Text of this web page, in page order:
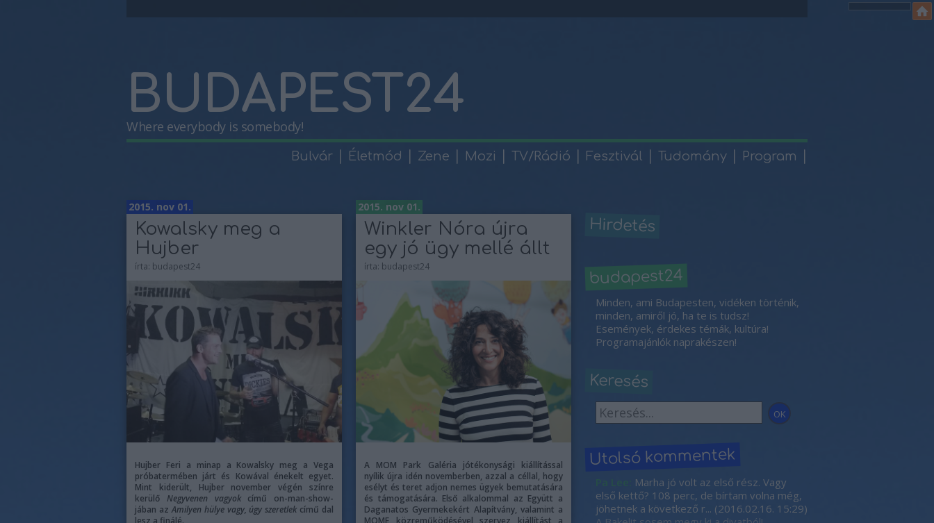
BUDAPEST24
Where everybody is somebody!
Bulvár Életmód Zene Mozi TV/Rádió Fesztivál Tudomány Program
2015. nov 01.
Kowalsky meg a
Hujber
írta: budapest24
Hujber Feri a minap a Kowalsky meg a Vega
próbatermében járt és Kowával énekelt egyet.
Mint kiderült, Hujber november végén színre
kerülő Negyvenen vagyok című on-man-show-
jában az Amilyen hülye vagy, úgy szeretlek című dal
lesz a finálé.
2015. nov 01.
Winkler Nóra újra
egy jó ügy mellé állt
írta: budapest24
A MOM Park Galéria jótékonysági kiállítással
nyílik újra idén novemberben, azzal a céllal, hogy
esélyt és teret adjon nemes ügyek bemutatására
és támogatására. Első alkalommal az Együtt a
Daganatos Gyermekekért Alapítvány, valamint a
MOME közreműködésével szervez kiállítást a
Hirdetés
budapest24
Minden, ami Budapesten, vidéken történik,
minden, amiről jó, ha te is tudsz!
Események, érdekes témák, kultúra!
Programajánlók naprakészen!
Keresés
Utolsó kommentek
Marha jó volt az első rész. Vagy
első kettő? 108 perc, de bírtam volna még,
jöhetnek a következő r... (2016.02.16. 15:29)